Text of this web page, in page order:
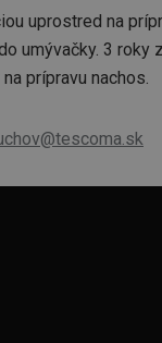
uprostred na
umývačky. 3 roky
prípravu nachos.